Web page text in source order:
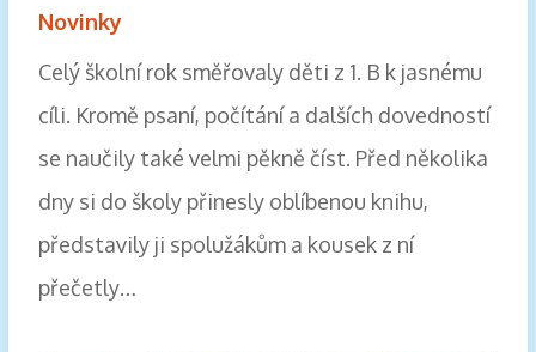
Novinky
Celý školní rok směřovaly děti z 1. B k jasnému
cíli. Kromě psaní, počítání a dalších dovedností
se naučily také velmi pěkně číst. Před několika
dny si do školy přinesly oblíbenou knihu,
představily ji spolužákům a kousek z ní
přečetly…